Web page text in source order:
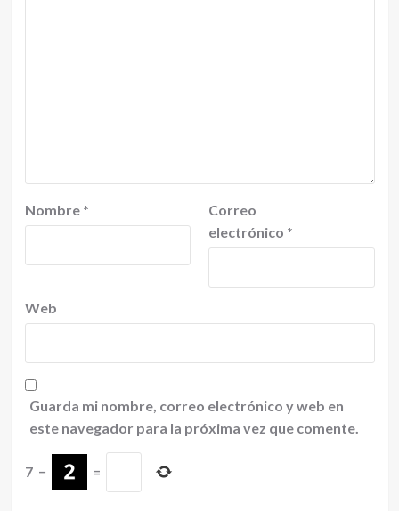
Nombre *
Correo
electrónico *
Web
Guarda mi nombre, correo electrónico y web en
este navegador para la próxima vez que comente.
7 − =